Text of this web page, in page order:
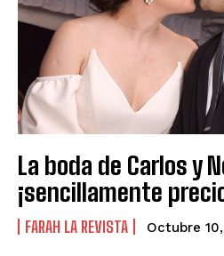
La boda de Carlos y
¡sencillamente
FARAH LA REVISTA Octubre